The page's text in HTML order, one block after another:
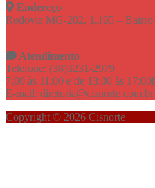
Endereço
Rodovia MG-202, 1.165 – Bairro
Atendimento
Telefone: (38)3231-2979
7:00 às 11:00 e de 13:00 às
E-mail: diretoria@cisnorte.com.br
Copyright © 2026 Cisnorte